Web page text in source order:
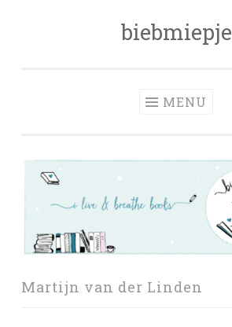
biebmiepje
MENU
Martijn van der Linden